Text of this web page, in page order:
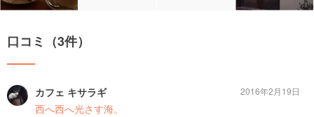
口コミ（3件）
カフェ キサラギ
西へ西へ光さす海。
2016年2月19日